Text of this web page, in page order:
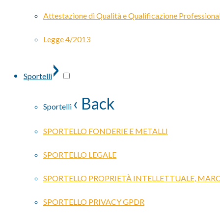
Attestazione di Qualità e Qualificazione
Legge 4/2013
Sportelli›
Sportelli ‹ Back
SPORTELLO FONDERIE E METALLI
SPORTELLO LEGALE
SPORTELLO PROPRIETÀ INTELLETTUALE,
SPORTELLO PRIVACY GPDR